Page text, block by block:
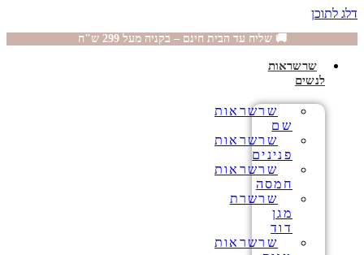
דלג לתוכן
🚚 שליח עד הבית חינם – בקניה מעל 299 ש"ח
שרשראות
לנשים
שרשראות
שם
שרשראות
פנינים
שרשראות
חמסה
שרשרת
מגן
דוד
שרשראות